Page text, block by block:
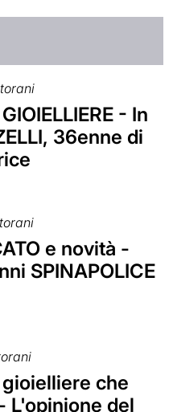
- In
36enne di
e novità -
SPINAPOLICE
che
L'opinione del